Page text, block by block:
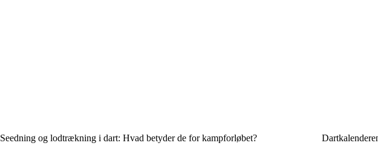
Seedning og lodtrækning i dart: Hvad betyder de for kampforløbet?